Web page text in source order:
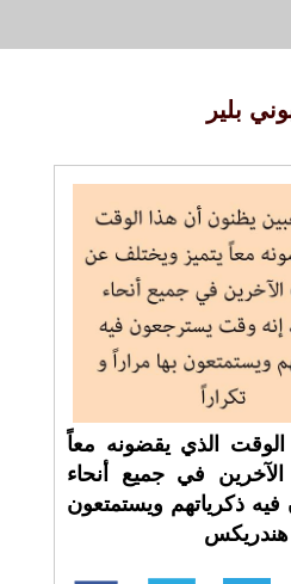
بلير
الذي يقضونه معاً
في جميع أنحاء
ذكرياتهم ويستمتعون
هندريكس